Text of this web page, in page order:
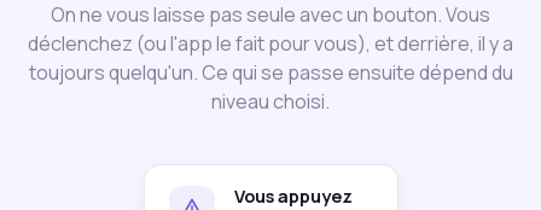
On ne vous laisse pas seule avec un bouton. Vous
déclenchez (ou l'app le fait pour vous), et derrière, il y a
toujours quelqu'un. Ce qui se passe ensuite dépend du
niveau choisi.
Vous appuyez